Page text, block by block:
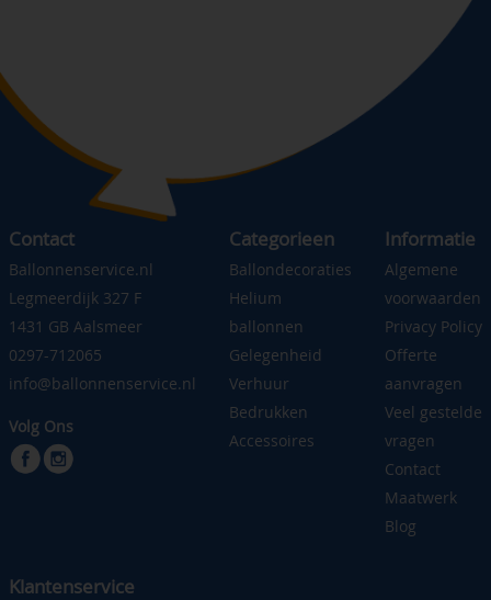
Contact
Ballonnenservice.nl
Legmeerdijk 327 F
1431 GB Aalsmeer
0297-712065
info@ballonnenservice.nl
Volg Ons
Categorieen
Ballondecoraties
Helium
ballonnen
Gelegenheid
Verhuur
Bedrukken
Accessoires
Informatie
Algemene
voorwaarden
Privacy Policy
Offerte
aanvragen
Veel gestelde
vragen
Contact
Maatwerk
Blog
Klantenservice